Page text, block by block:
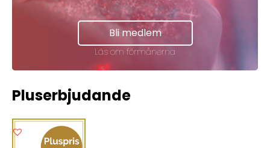
Bli medlem
Läs om förmånerna
Pluserbjudande